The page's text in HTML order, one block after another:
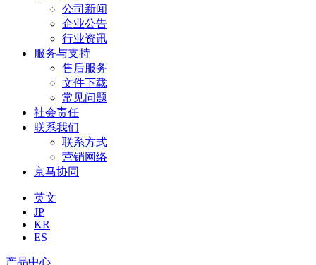
公司新闻
企业公告
行业资讯
服务与支持
售后服务
文件下载
常见问题
社会责任
联系我们
联系方式
营销网络
京马协同
英文
JP
KR
ES
产品中心